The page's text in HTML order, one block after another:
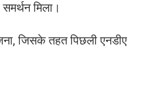
मिला।
जिसके तहत पिछली एनडीए